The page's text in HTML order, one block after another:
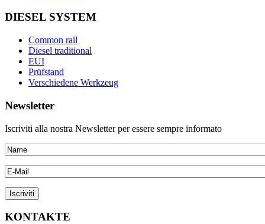
DIESEL SYSTEM
Common rail
Diesel traditional
EUI
Prüfstand
Verschiedene Werkzeug
Newsletter
Iscriviti alla nostra Newsletter per essere sempre informato
KONTAKTE